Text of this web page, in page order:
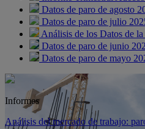
Datos de paro de agosto
Datos de paro de julio
Análisis de los Datos de
Datos de paro de junio
Datos de paro de mayo
Informes
Análisis del mercado de trabajo: